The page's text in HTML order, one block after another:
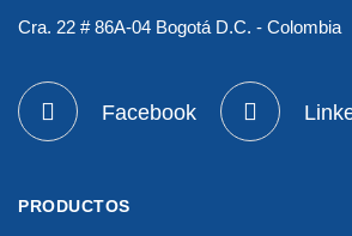
Cra. 22 # 86A-04 Bogotá D.C. - Colombia
Facebook
PRODUCTOS